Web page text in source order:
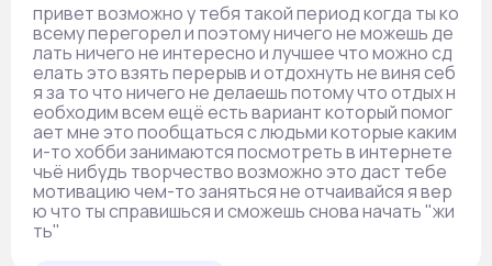
привет возможно у тебя такой период когда ты ко
всему перегорел и поэтому ничего не можешь де
лать ничего не интересно и лучшее что можно сд
елать это взять перерыв и отдохнуть не виня себ
я за то что ничего не делаешь потому что отдых н
еобходим всем ещё есть вариант который помог
ает мне это пообщаться с людьми которые каким
и-то хобби занимаются посмотреть в интернете
чьё нибудь творчество возможно это даст тебе
мотивацию чем-то заняться не отчаивайся я вер
ю что ты справишься и сможешь снова начать "жи
ть"